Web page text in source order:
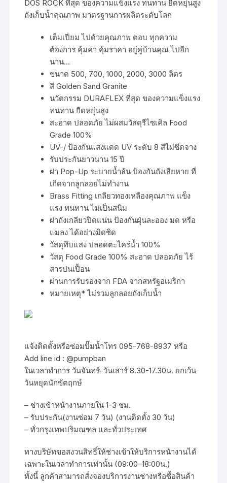
DOS ROCK ที่สุด ของความแข็งแรง ทนทาน ยืดหยุ่นสูง
ถังเก็บน้ำคุณภาพ มาตรฐานการผลิตระดับโลก
เต็มเปี่ยม ไปด้วยคุณภาพ ตอบ ทุกความ
ต้องการ คุ้มค่า คุ้มราคา อยู่คู่บ้านคุณ ไปอีก
นาน…
ขนาด 500, 700, 1000, 2000, 3000 ลิตร
สี Golden Sand Granite
นวัตกรรม DURAFLEX ที่สุด ของความแข็งแรง
ทนทาน ยืดหยุ่นสูง
สะอาด ปลอดภัย ไม่ผสมวัสดุรีไซเคิล Food
Grade 100%
UV-/ ป้องกันแสงแดด UV ระดับ 8 สีไม่ซีดจาง
รับประกันยาวนาน 15 ปี
ฝา Pop-Up ระบายน้ำล้น ป้องกันถังเสียหาย ที่
เกิดจากลูกลอยไม่ทำงาน
Brass Fitting เกลียวทองเหลืองคุณภาพ แข็ง
แรง ทนทาน ไม่เป็นสนิม
ฝาถังเกลียวปิดแน่น ป้องกันฝุ่นละออง มด หรือ
แมลง ได้อย่างมิดชิด
วัสดุทึบแสง ปลอดตะไคร่น้ำ 100%
วัสดุ Food Grade 100% สะอาด ปลอดภัย ไร้
สารปนเปื้อน
ผ่านการรับรองจาก FDA จากสหรัฐอเมริกา
หมายเหตุ* ไม่รวมลูกลอยถังเก็บน้ำ
แจ้งติดตั้งหรือซ่อมปั๊มน้ำโทร 095-768-8937 หรือ
Add line id : @pumpban
ในเวลาทำการ วันจันทร์-วันเสาร์ 8.30-17.30น. ยกเว้น
วันหยุดนักขัตฤกษ์
– ช่างเข้าหน้างานภายใน 1-3 ชม.
– รับประกัน(งานซ่อม 7 วัน) (งานติดตั้ง 30 วัน)
– ทั่วกรุงเทพปริมณฑล และทั่วประเทศ
ทางบริษัทขอสงวนสิทธิ์ให้ช่างเข้าให้บริการหน้างานได้
เฉพาะในเวลาทำการเท่านั้น (09:00–18:00น.)
ทั้งนี้ ลูกค้าสามารถสั่งจองบริการงานช่างหรือซื้อสินค้า